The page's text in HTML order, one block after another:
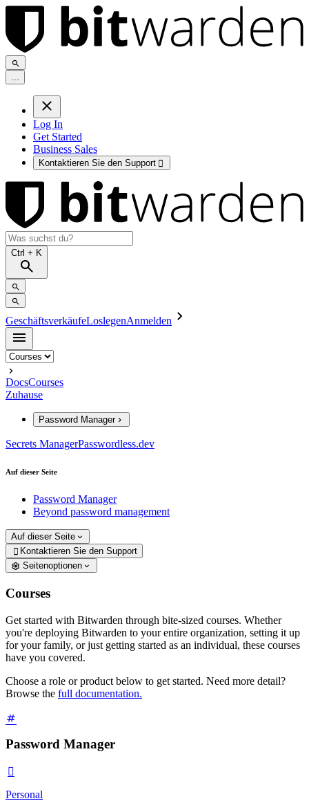
...
Log In
Get Started
Business Sales
Kontaktieren Sie den Support 
Ctrl + K
GeschäftsverkäufeLoslegenAnmelden
DocsCourses
Zuhause
Password Manager
Secrets ManagerPasswordless.dev
Auf dieser Seite
Password Manager
Beyond password management
Auf dieser Seite
 Kontaktieren Sie den Support
Seitenoptionen
Courses
Get started with Bitwarden through bite-sized courses. Whether
you're deploying Bitwarden to your entire organization, setting it up
for your family, or just getting started as an individual, these courses
have you covered.
Choose a role or product below to get started. Need more detail?
Browse the full documentation.
Password Manager

Personal